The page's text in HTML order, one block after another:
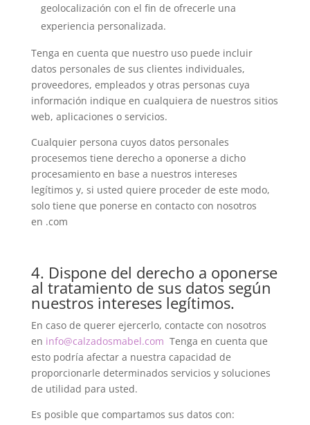
geolocalización con el fin de ofrecerle una
experiencia personalizada.
Tenga en cuenta que nuestro uso puede incluir
datos personales de sus clientes individuales,
proveedores, empleados y otras personas cuya
información indique en cualquiera de nuestros sitios
web, aplicaciones o servicios.
Cualquier persona cuyos datos personales
procesemos tiene derecho a oponerse a dicho
procesamiento en base a nuestros intereses
legítimos y, si usted quiere proceder de este modo,
solo tiene que ponerse en contacto con nosotros
en .com
4. Dispone del derecho a oponerse
al tratamiento de sus datos según
nuestros intereses legítimos.
En caso de querer ejercerlo, contacte con nosotros
en info@calzadosmabel.com Tenga en cuenta que
esto podría afectar a nuestra capacidad de
proporcionarle determinados servicios y soluciones
de utilidad para usted.
Es posible que compartamos sus datos con: